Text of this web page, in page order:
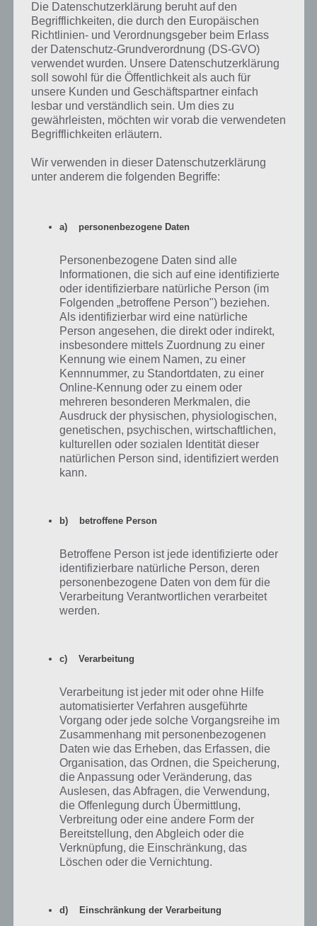
wobei es lediglich ein neues Gebäude und eine neue Figur gibt. Der
Rest sind Währungen für das Spiel.
Akt 2 Preise von Simpsons Springfield
Nachfolgend eine Übersicht über die Preise in Akt 2 und wie viele
Gasmasken ihr dafür sammelt müsst. Wie ihr an Gasmasken in
Simpsons Springfield gelangt, haben wir bereits in den Tipps
beschrieben.
Gasmasken
1050
200 Dünger 1550
2100
Hochunsicherheits-Gefängnis 4200
Dr. Robert 16050
Preise
welchem ihr einfach und übersichtlich sehen könnt, wann ihr welche
Anzahl von Gasmasken erreichen müsst. Da Akt 2 am 11. Mai 2015
um 10 Uhr endet, haben wir als Enddatum den 10. Mai 2015 gesetzt.
Die Angabe gilt immer für den Tag, den ihr um 23:59 Uhr haben
Die Datenschutzerklärung beruht auf den
Begrifflichkeiten, die durch den Europäischen
Richtlinien- und Verordnungsgeber beim Erlass
der Datenschutz-Grundverordnung (DS-GVO)
verwendet wurden. Unsere Datenschutzerklärung
soll sowohl für die Öffentlichkeit als auch für
unsere Kunden und Geschäftspartner einfach
lesbar und verständlich sein. Um dies zu
gewährleisten, möchten wir vorab die verwendeten
Begrifflichkeiten erläutern.
Wir verwenden in dieser Datenschutzerklärung
unter anderem die folgenden Begriffe:
a) personenbezogene Daten
Personenbezogene Daten sind alle
Informationen, die sich auf eine identifizierte
oder identifizierbare natürliche Person (im
Folgenden „betroffene Person") beziehen.
Als identifizierbar wird eine natürliche
Person angesehen, die direkt oder indirekt,
insbesondere mittels Zuordnung zu einer
Kennung wie einem Namen, zu einer
Kennnummer, zu Standortdaten, zu einer
Online-Kennung oder zu einem oder
mehreren besonderen Merkmalen, die
Ausdruck der physischen, physiologischen,
genetischen, psychischen, wirtschaftlichen,
kulturellen oder sozialen Identität dieser
natürlichen Person sind, identifiziert werden
kann.
b) betroffene Person
Betroffene Person ist jede identifizierte oder
identifizierbare natürliche Person, deren
personenbezogene Daten von dem für die
Verarbeitung Verantwortlichen verarbeitet
werden.
c) Verarbeitung
Verarbeitung ist jeder mit oder ohne Hilfe
automatisierter Verfahren ausgeführte
Vorgang oder jede solche Vorgangsreihe im
Zusammenhang mit personenbezogenen
Daten wie das Erheben, das Erfassen, die
Organisation, das Ordnen, die Speicherung,
die Anpassung oder Veränderung, das
Auslesen, das Abfragen, die Verwendung,
die Offenlegung durch Übermittlung,
Verbreitung oder eine andere Form der
Bereitstellung, den Abgleich oder die
Verknüpfung, die Einschränkung, das
Löschen oder die Vernichtung.
d) Einschränkung der Verarbeitung